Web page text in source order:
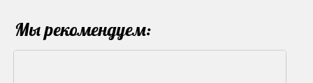
Мы рекомендуем: